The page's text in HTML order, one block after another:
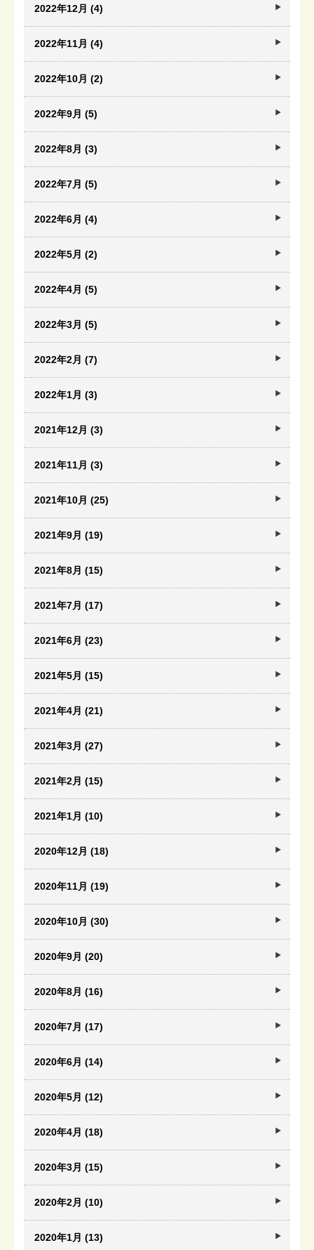
2022年12月 (4)
2022年11月 (4)
2022年10月 (2)
2022年9月 (5)
2022年8月 (3)
2022年7月 (5)
2022年6月 (4)
2022年5月 (2)
2022年4月 (5)
2022年3月 (5)
2022年2月 (7)
2022年1月 (3)
2021年12月 (3)
2021年11月 (3)
2021年10月 (25)
2021年9月 (19)
2021年8月 (15)
2021年7月 (17)
2021年6月 (23)
2021年5月 (15)
2021年4月 (21)
2021年3月 (27)
2021年2月 (15)
2021年1月 (10)
2020年12月 (18)
2020年11月 (19)
2020年10月 (30)
2020年9月 (20)
2020年8月 (16)
2020年7月 (17)
2020年6月 (14)
2020年5月 (12)
2020年4月 (18)
2020年3月 (15)
2020年2月 (10)
2020年1月 (13)